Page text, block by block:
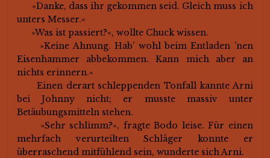
»Danke, dass ihr gekommen seid. Gleich muss ich
unters Messer.«
»Was ist passiert?«, wollte Chuck wissen.
»Keine Ahnung. Hab’ wohl beim Entladen ’nen
Eisenhammer abbekommen. Kann mich aber an
nichts erinnern.«
Einen derart schleppenden Tonfall kannte Arni
bei Johnny nicht; er musste massiv unter
Betäubungsmitteln stehen.
»Sehr schlimm?«, fragte Bodo leise. Für einen
mehrfach verurteilten Schläger konnte er
überraschend mitfühlend sein, wunderte sich Arni.